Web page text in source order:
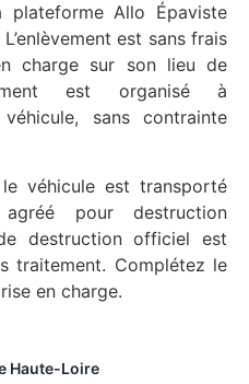
plateforme Allo Épaviste
est sans frais
charge sur son lieu de
est organisé à
sans contrainte
véhicule est transporté
pour destruction
destruction officiel est
traitement. Complétez le
en charge.
Haute-Loire